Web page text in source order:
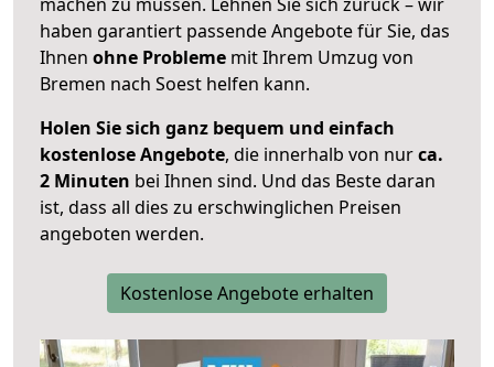
haben garantiert passende Angebote für Sie, das
Ihnen ohne Probleme mit Ihrem Umzug von
Bremen nach Soest helfen kann.
Holen Sie sich ganz bequem und einfach
kostenlose Angebote, die innerhalb von nurca.
2 Minuten bei Ihnen sind. Und das Beste daran
ist, dass all dies zu erschwinglichen Preisen
angeboten werden.
Kostenlose Angebote erhalten